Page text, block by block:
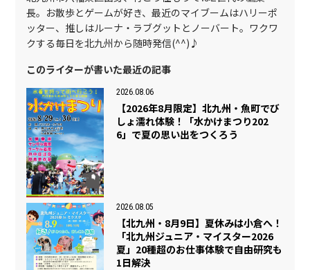
長。お散歩とゲームが好き、最近のマイブームはハリーポ
ッター、推しはルーナ・ラブグットとノーバート。ワクワ
クする毎日を北九州から随時発信(^^)♪
このライターが書いた最近の記事
2026.08.06
【2026年8月限定】北九州・魚町でび
しょ濡れ体験！「水かけまつり202
6」で夏の思い出をつくろう
2026.08.05
【北九州・8月9日】夏休みは小倉へ！
「北九州ジュニア・マイスター2026
夏」20種超のお仕事体験で自由研究も
1日解決